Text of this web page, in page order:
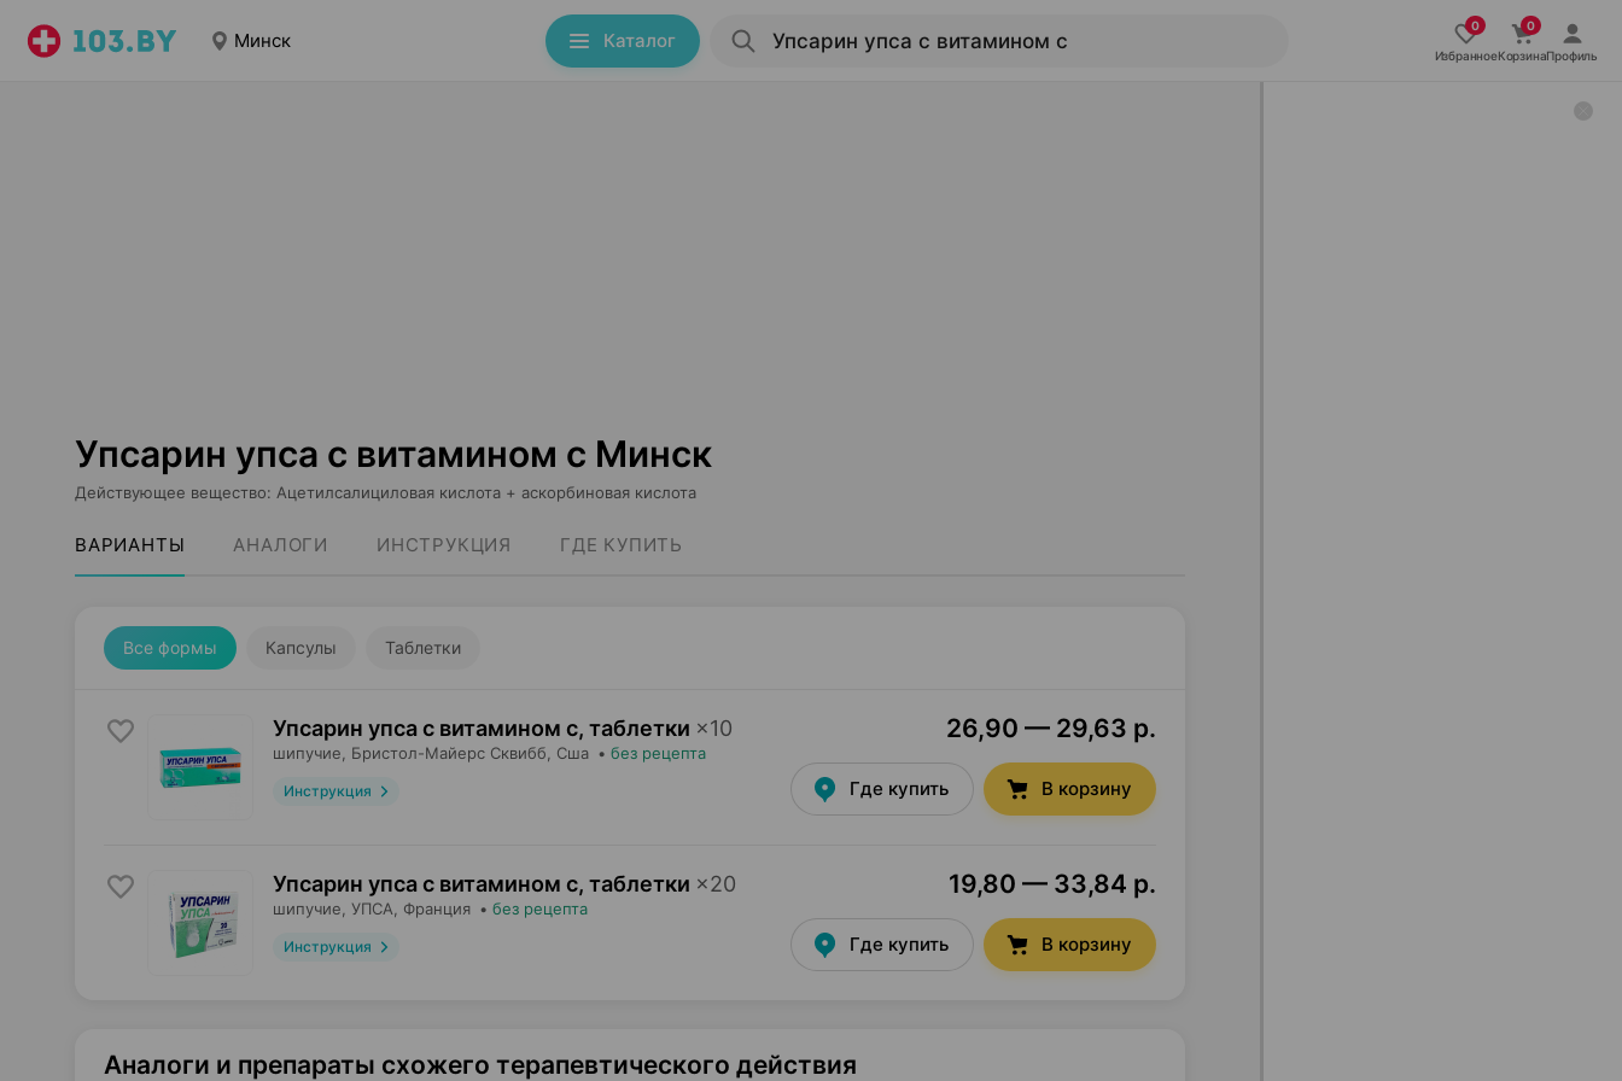
Минск Каталог
ИзбранноеКорзинаПрофиль
Упсарин упса с витамином c Минск
Действующее вещество: Ацетилсалициловая кислота + аскорбиновая кислота
ВАРИАНТЫ АНАЛОГИ ИНСТРУКЦИЯ ГДЕ КУПИТЬ
Все формы Капсулы Таблетки
Упсарин упса с витамином c, таблетки ×10
шипучие, Бристол-Майерс Сквибб , Сша • без рецепта
Инструкция
26,90 — 29,63 р.
Где купить В корзину
Упсарин упса с витамином c, таблетки ×20
шипучие, УПСА , Франция • без рецепта
Инструкция
19,80 — 33,84 р.
Где купить В корзину
Аналоги и препараты схожего терапевтического действия